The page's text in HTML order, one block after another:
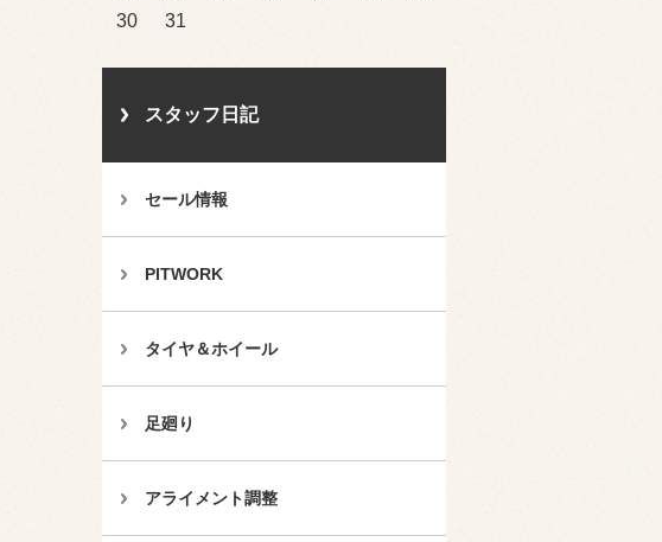
30
31
スタッフ日記
セール情報
PITWORK
タイヤ＆ホイール
足廻り
アライメント調整